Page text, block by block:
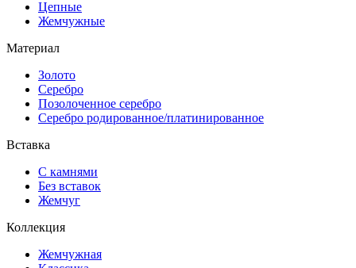
Цепные
Жемчужные
Материал
Золото
Серебро
Позолоченное серебро
Серебро родированное/платинированное
Вставка
С камнями
Без вставок
Жемчуг
Коллекция
Жемчужная